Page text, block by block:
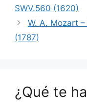
SWV.560 (1620)
W. A. Mozart
(1787)
¿Qué te